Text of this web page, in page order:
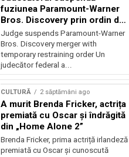
fuziunea Paramount-Warner
Bros. Discovery prin ordin de
restricție temporară
Judge suspends Paramount-Warner
Bros. Discovery merger with
temporary restraining order Un
judecător federal a...
CULTURĂ 2 săptămâni ago
A murit Brenda Fricker, actrița
premiată cu Oscar și îndrăgită
din „Home Alone 2”
Brenda Fricker, prima actriță irlandeză
premiată cu Oscar și cunoscută